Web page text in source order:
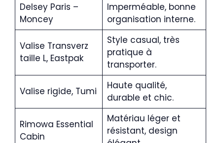
Delsey Paris –
Moncey
Imperméable, bonne
organisation interne.
Valise Transverz
taille L, Eastpak
Style casual, très
pratique à
transporter.
Valise rigide, Tumi
Haute qualité,
durable et chic.
Rimowa Essential
Cabin
Matériau léger et
résistant, design